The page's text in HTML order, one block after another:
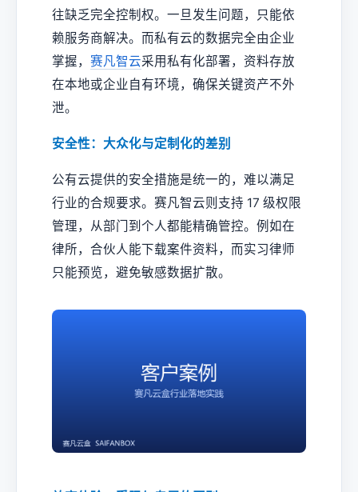
往缺乏完全控制权。一旦发生问题，只能依
赖服务商解决。而私有云的数据完全由企业
掌握， 赛凡智云采用私有化部署，资料存放
在本地或企业自有环境，确保关键资产不外
泄。
安全性：大众化与定制化的差别
公有云提供的安全措施是统一的，难以满足
行业的合规要求。赛凡智云则支持 17 级权限
管理，从部门到个人都能精确管控。例如在
律所，合伙人能下载案件资料，而实习律师
只能预览，避免敏感数据扩散。